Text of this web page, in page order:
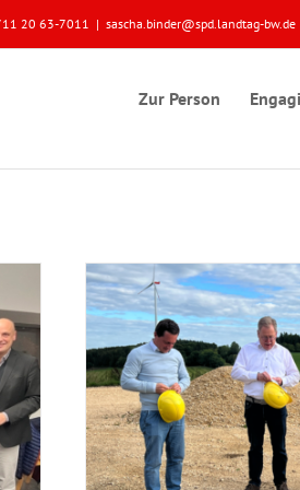
20 63-7011 | sascha.binder@spd.landtag-bw.de
Zur Person